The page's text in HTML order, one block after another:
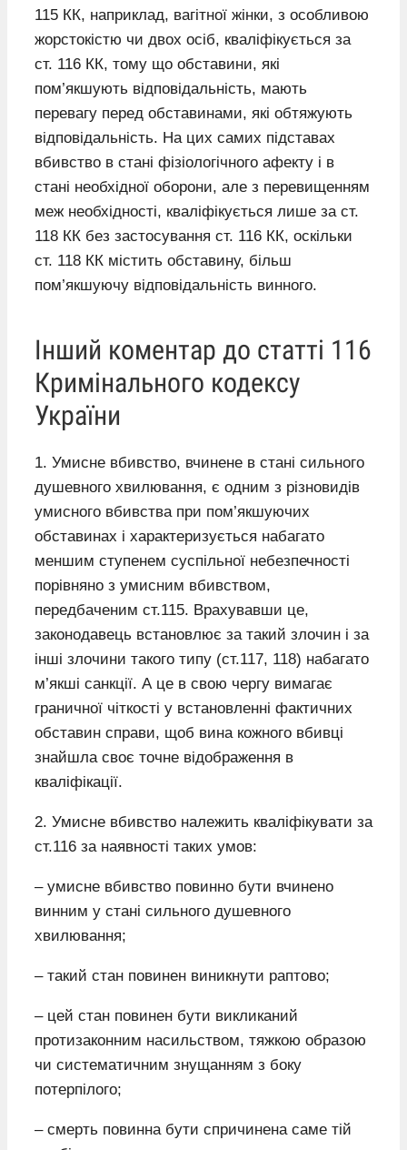
115 КК, наприклад, вагітної жінки, з особливою
жорстокістю чи двох осіб, кваліфікується за
ст. 116 КК, тому що обставини, які
пом’якшують відповідальність, мають
перевагу перед обставинами, які обтяжують
відповідальність. На цих самих підставах
вбивство в стані фізіологічного афекту і в
стані необхідної оборони, але з перевищенням
меж необхідності, кваліфікується лише за ст.
118 КК без застосування ст. 116 КК, оскільки
ст. 118 КК містить обставину, більш
пом’якшуючу відповідальність винного.
Інший коментар до статті 116
Кримінального кодексу
України
1. Умисне вбивство, вчинене в стані сильного
душевного хвилювання, є одним з різновидів
умисного вбивства при пом’якшуючих
обставинах і характеризується набагато
меншим ступенем суспільної небезпечності
порівняно з умисним вбивством,
передбаченим ст.115. Врахувавши це,
законодавець встановлює за такий злочин і за
інші злочини такого типу (ст.117, 118) набагато
м’якші санкції. А це в свою чергу вимагає
граничної чіткості у встановленні фактичних
обставин справи, щоб вина кожного вбивці
знайшла своє точне відображення в
кваліфікації.
2. Умисне вбивство належить кваліфікувати за
ст.116 за наявності таких умов:
– умисне вбивство повинно бути вчинено
винним у стані сильного душевного
хвилювання;
– такий стан повинен виникнути раптово;
– цей стан повинен бути викликаний
протизаконним насильством, тяжкою образою
чи систематичним знущанням з боку
потерпілого;
– смерть повинна бути спричинена саме тій